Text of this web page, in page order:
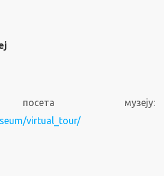
посета музеју:
virtual_tour/